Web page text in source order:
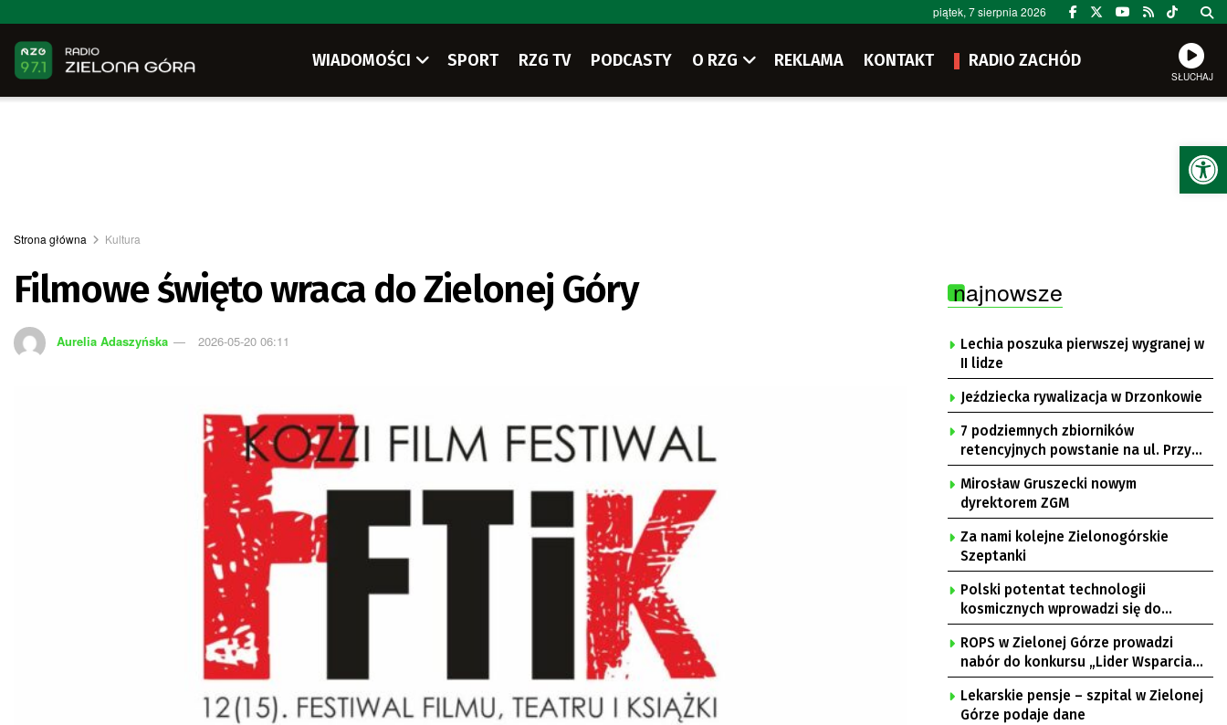
piątek, 7 sierpnia 2026
WIADOMOŚCI SPORT RZG TV PODCASTY O RZG REKLAMA KONTAKT RADIO ZACHÓD
SŁUCHAJ
Strona główna Kultura
Filmowe święto wraca do Zielonej Góry
Aurelia Adaszyńska 2026-05-20 06:11
najnowsze
Lechia poszuka pierwszej wygranej w
II lidze
Jeździecka rywalizacja w Drzonkowie
7 podziemnych zbiorników
retencyjnych powstanie na ul. Przy
Gazowni
Mirosław Gruszecki nowym
dyrektorem ZGM
Za nami kolejne Zielonogórskie
Szeptanki
Polski potentat technologii
kosmicznych wprowadzi się do
Zielonej Góry
ROPS w Zielonej Górze prowadzi
nabór do konkursu „Lider Wsparcia
Seniora”
Lekarskie pensje – szpital w Zielonej
Górze podaje dane